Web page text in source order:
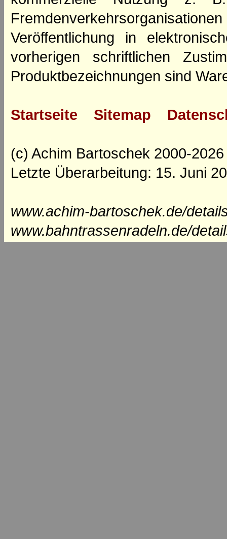
Veröffentlichung in
vorherigen schriftlichen
Produktbezeichnungen sind
Startseite Sitemap
(c) Achim Bartoschek 2000-2026
Letzte Überarbeitung: 15. Juni
www.achim-bartoschek.de/
www.bahntrassenradeln.de/